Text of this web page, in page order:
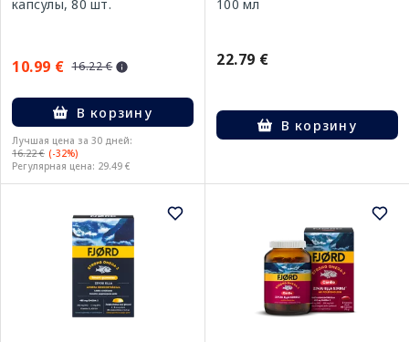
капсулы, 80 шт.
10.99 € 16.22 €
В корзину
Лучшая цена за 30 дней:
16.22 € (-32%)
Регулярная цена: 29.49 €
100 мл
22.79 €
В корзину